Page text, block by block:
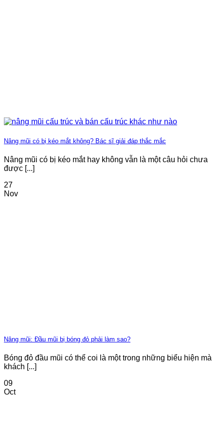
Nâng mũi có bị kéo mắt không? Bác sĩ giải đáp thắc mắc
Nâng mũi có bị kéo mắt hay không vẫn là một câu hỏi chưa
được [...]
27
Nov
Nâng mũi: Đầu mũi bị bóng đỏ phải làm sao?
Bóng đỏ đầu mũi có thể coi là một trong những biểu hiện mà
khách [...]
09
Oct